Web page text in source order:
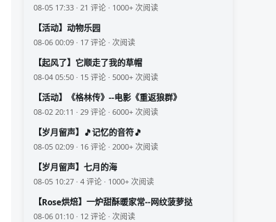
08-05 17:33 · 21 评论 · 1000+ 次阅读
【活动】动物乐园
08-06 00:09 · 17 评论 · 次阅读
【起风了】它顺走了我的草帽
08-04 05:50 · 15 评论 · 5000+ 次阅读
【活动】《格林传》--电影《重返狼群》
08-02 20:11 · 29 评论 · 6000+ 次阅读
【岁月留声】🎵记忆的音符🎵
08-05 02:09 · 16 评论 · 2000+ 次阅读
【岁月留声】七月的海
08-05 10:27 · 4 评论 · 1000+ 次阅读
【Rose烘焙】一炉甜酥暖家常--网纹菠萝挞
08-06 01:10 · 12 评论 · 次阅读